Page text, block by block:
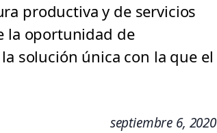
productiva y de servicios
la oportunidad de
solución única con la que el
septiembre 6, 2020